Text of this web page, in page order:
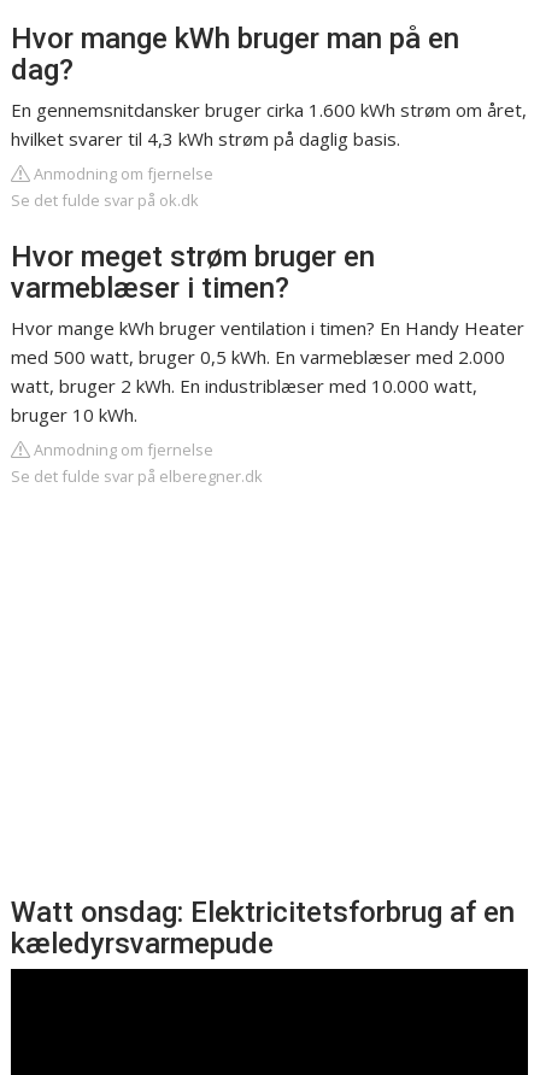
Hvor mange kWh bruger man på en
dag?
En gennemsnitdansker bruger cirka 1.600 kWh strøm om året,
hvilket svarer til 4,3 kWh strøm på daglig basis.
Anmodning om fjernelse
Se det fulde svar på ok.dk
Hvor meget strøm bruger en
varmeblæser i timen?
Hvor mange kWh bruger ventilation i timen? En Handy Heater
med 500 watt, bruger 0,5 kWh. En varmeblæser med 2.000
watt, bruger 2 kWh. En industriblæser med 10.000 watt,
bruger 10 kWh.
Anmodning om fjernelse
Se det fulde svar på elberegner.dk
Watt onsdag: Elektricitetsforbrug af en
kæledyrsvarmepude